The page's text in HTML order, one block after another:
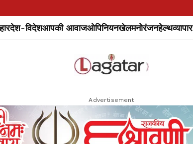
देश-विदेशआपकी आवाजओपिनियनखेलमनोरंजनहेल्थव्यापार
Advertisement